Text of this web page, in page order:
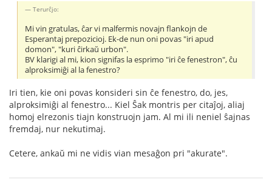
Terurĉjo:
Mi vin gratulas, ĉar vi malfermis novajn flankojn de
Esperantaj prepozicioj. Ek-de nun oni povas "iri apud
domon", "kuri ĉirkaŭ urbon".
BV klarigi al mi, kion signifas la esprimo "iri ĉe fenestron", ĉu
alproksimiĝi al la fenestro?
Iri tien, kie oni povas konsideri sin ĉe fenestro, do, jes,
alproksimiĝi al fenestro... Kiel Ŝak montris per citaĵoj, aliaj
homoj elrezonis tiajn konstruojn jam. Al mi ili neniel ŝajnas
fremdaj, nur nekutimaj.
Cetere, ankaŭ mi ne vidis vian mesaĝon pri "akurate".